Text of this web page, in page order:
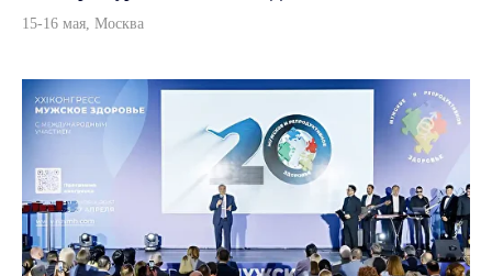
15-16 мая, Москва
info@andromeda-ms.ru
+7 (499) 506 74 00
+7 (499) 390 90 36
Данный интернет-сайт, а также вся информация о товарах и ценах,
предоставленная на нём, носит исключительно информационный
характер и ни при каких условиях не является публичной офертой